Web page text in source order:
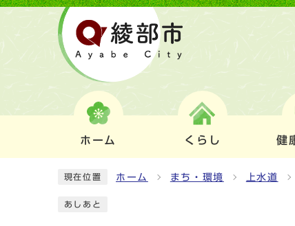
ホーム くらし 健
現在位置 ホーム まち・環境 上水道
あしあと